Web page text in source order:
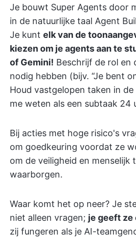
Je bouwt Super Agents door
in de natuurlijke taal Agent
Je kunt elk van de
kiezen om je agents aan te
of Gemini! Beschrijf de rol en
nodig hebben (bijv. “Je bent
Houd vastgelopen taken in
me weten als een subtaak 24
Bij acties met hoge risico's
om goedkeuring voordat ze
om de veiligheid en menselijk
waarborgen.
Waar komt het op neer? Je
niet alleen vragen; je geeft ze
zij fungeren als je AI-